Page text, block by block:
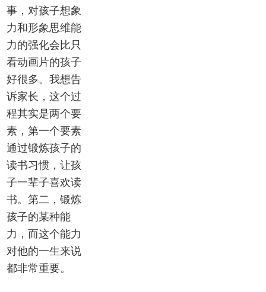
事，对孩子想象
力和形象思维能
力的强化会比只
看动画片的孩子
好很多。我想告
诉家长，这个过
程其实是两个要
素，第一个要素
通过锻炼孩子的
读书习惯，让孩
子一辈子喜欢读
书。第二，锻炼
孩子的某种能
力，而这个能力
对他的一生来说
都非常重要。